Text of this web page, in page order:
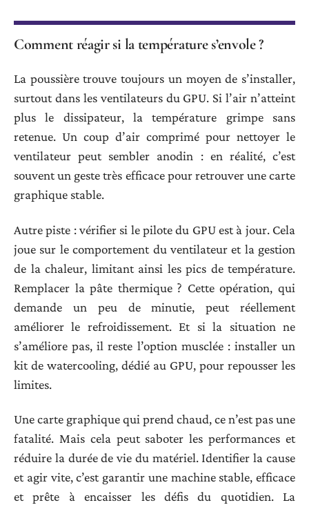
Comment réagir si la température s’envole ?
La poussière trouve toujours un moyen de s’installer,
surtout dans les ventilateurs du GPU. Si l’air n’atteint
plus le dissipateur, la température grimpe sans
retenue. Un coup d’air comprimé pour nettoyer le
ventilateur peut sembler anodin : en réalité, c’est
souvent un geste très efficace pour retrouver une carte
graphique stable.
Autre piste : vérifier si le pilote du GPU est à jour. Cela
joue sur le comportement du ventilateur et la gestion
de la chaleur, limitant ainsi les pics de température.
Remplacer la pâte thermique ? Cette opération, qui
demande un peu de minutie, peut réellement
améliorer le refroidissement. Et si la situation ne
s’améliore pas, il reste l’option musclée : installer un
kit de watercooling, dédié au GPU, pour repousser les
limites.
Une carte graphique qui prend chaud, ce n’est pas une
fatalité. Mais cela peut saboter les performances et
réduire la durée de vie du matériel. Identifier la cause
et agir vite, c’est garantir une machine stable, efficace
et prête à encaisser les défis du quotidien. La